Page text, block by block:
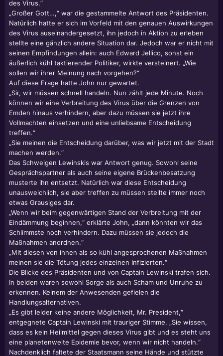
des Virus.“
„Großer Gott…,“ war die gestammelte Antwort des Präsidenten.
Natürlich hatte er sich im Vorfeld mit den genauen Auswirkungen
des Virus auseinandergesetzt, ihn jedoch in Aktion zu erleben
stellte eine gänzlich andere Situation dar. Jedoch war er nicht mit
seinen Empfindungen allein: auch Edward Jellico, sonst ein
äußerlich kühl taktierender Politiker, wirkte versteinert. „Wie
sollen wir ihrer Meinung nach vorgehen?“
Auf diese Frage hatte John nur gewartet.
„Sir, wir müssen schnell handeln. Nun zählt jede Minute. Noch
können wir eine Verbreitung des Virus über die Grenzen von
Emden hinaus verhindern, aber dazu müssen sie jetzt ihre
Vollmachten einsetzen und eine unliebsame Entscheidung
treffen.“
„Sie meinen die Entscheidung darüber, was wir jetzt mit der Stadt
machen werden.“
Das Schweigen Lewinskis war Antwort genug. Sowohl seine
Gesprächspartner als auch seine eigene Brückenbesatzung
musterte ihn entsetzt. Natürlich war diese Entscheidung
unausweichlich, sie aber treffen zu müssen stellte immer noch
etwas Grausiges dar.
„Wenn wir beim gegenwärtigen Stand der Verbreitung mit der
Eindämmung beginnen,“ erklärte John, „dann könnten wir das
Schlimmste noch verhindern. Dazu müssen sie jedoch die
Maßnahmen anordnen.“
„Mit diesen von ihnen als so kühl angesprochenen Maßnahmen
meinen sie die Tötung jedes einzelnen Infizierten.“
Die Blicke des Präsidenten und von Captain Lewinski trafen sich.
In beiden waren sowohl Sorge als auch Scham und Unruhe zu
erkennen. Keinem der Anwesenden gefielen die
Handlungsalternativen.
„Es gibt leider keine andere Möglichkeit, Mr. President,“
entgegnete Captain Lewinski mit trauriger Stimme. „Sie wissen,
dass es kein Heilmittel gegen dieses Virus gibt und es steht uns
eine planetenweite Epidemie bevor, wenn wir nicht handeln.“
Nachdenklich faltete der Staatsmann seine Hände und stützte